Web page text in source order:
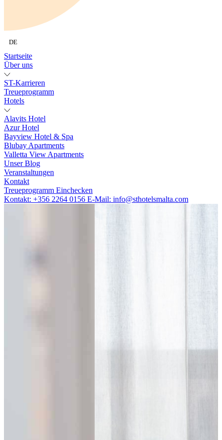
DE
Startseite
Über uns
ST-Karrieren
Treueprogramm
Hotels
Alavits Hotel
Azur Hotel
Bayview Hotel & Spa
Blubay Apartments
Valletta View Apartments
Unser Blog
Veranstaltungen
Kontakt
Treueprogramm Einchecken
Kontakt: +356 2264 0156 E-Mail: info@sthotelsmalta.com